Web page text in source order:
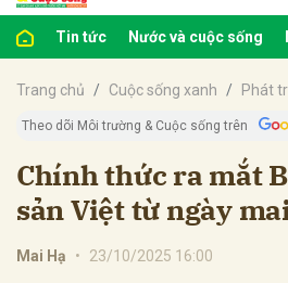
Tin tức Nước và cuộc sống
Trang chủ Cuộc sống xanh Phát
Theo dõi Môi trường & Cuộc sống trên
Chính thức ra mắt
sản Việt từ ngày
Mai Hạ • 23/10/2025 16:00